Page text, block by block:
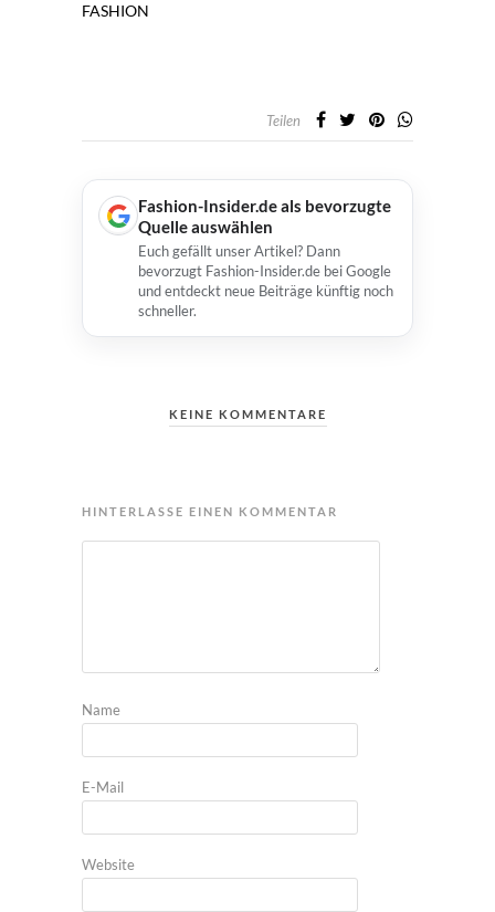
FASHION
Teilen
Fashion-Insider.de als bevorzugte
Quelle auswählen
Euch gefällt unser Artikel? Dann
bevorzugt Fashion-Insider.de bei Google
und entdeckt neue Beiträge künftig noch
schneller.
KEINE KOMMENTARE
HINTERLASSE EINEN KOMMENTAR
Name
E-Mail
Website